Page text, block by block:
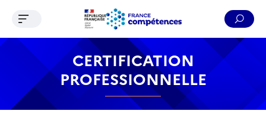
Contenu Recherche Menu Pied de page
Ouvrir le menu de navigation
CERTIFICATION
PROFESSIONNELLE